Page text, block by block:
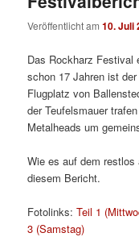
Veröffentlicht am10. Juli
Das Rockharz Festival
schon 17 Jahren ist
Flugplatz von
der Teufelsmauer
Metalheads um
Wie es auf dem
diesem Bericht.
Fotolinks:Teil 1
3 (Samstag)